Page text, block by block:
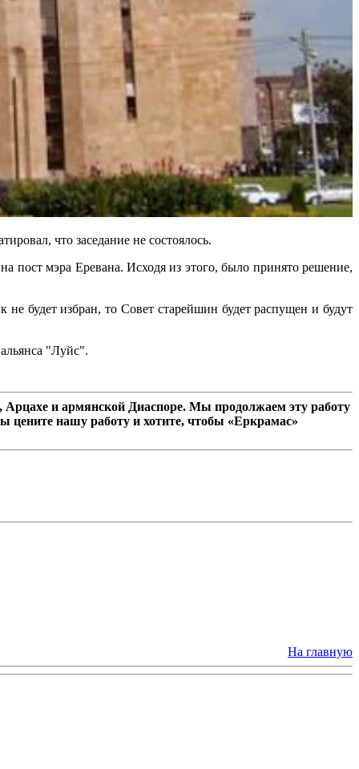
что заседание не состоялось.
пост мэра Еревана. Исходя из этого, было принято решение,
будет избран, то Совет старейшин будет распущен и будут
"Луйс".
и армянской Диаспоре. Мы продолжаем эту работу
цените нашу работу и хотите, чтобы «Еркрамас»
На главную